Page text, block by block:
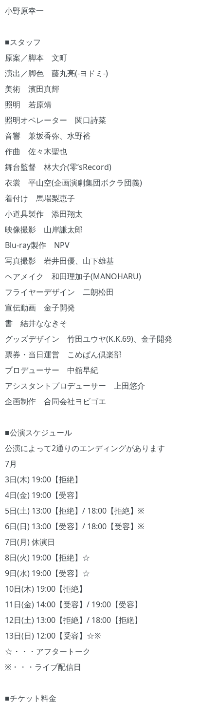
小野原幸一
■スタッフ
原案／脚本 文町
演出／脚色 藤丸亮(-ヨドミ-)
美術 濱田真輝
照明 若原靖
照明オペレーター 関口詩菜
音響 兼坂香弥、水野裕
作曲 佐々木聖也
舞台監督 林大介(零’sRecord)
衣裳 平山空(企画演劇集団ボクラ団義)
着付け 馬場梨恵子
小道具製作 添田翔太
映像撮影 山岸謙太郎
Blu-ray製作 NPV
写真撮影 岩井田優、山下雄基
ヘアメイク 和田理加子(MANOHARU)
フライヤーデザイン 二朗松田
宣伝動画 金子開発
書 結井ななきそ
グッズデザイン 竹田ユウヤ(K.K.69)、金子開発
票券・当日運営 こめぱん倶楽部
プロデューサー 中舘早紀
アシスタントプロデューサー 上田悠介
企画制作 合同会社ヨビゴエ
■公演スケジュール
公演によって2通りのエンディングがあります
7月
3日(木) 19:00【拒絶】
4日(金) 19:00【受容】
5日(土) 13:00【拒絶】/ 18:00【拒絶】※
6日(日) 13:00【受容】/ 18:00【受容】※
7日(月) 休演日
8日(火) 19:00【拒絶】☆
9日(水) 19:00【受容】☆
10日(木) 19:00【拒絶】
11日(金) 14:00【受容】/ 19:00【受容】
12日(土) 13:00【拒絶】/ 18:00【拒絶】
13日(日) 12:00【受容】☆※
☆・・・アフタートーク
※・・・ライブ配信日
■チケット料金